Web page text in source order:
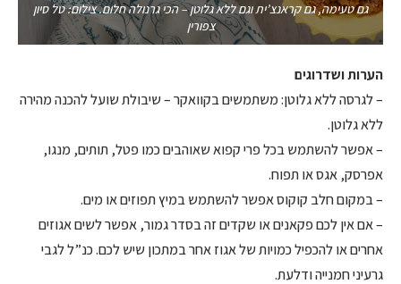
גם טעימה, גם קראנצ’ית וגם ללא גלוטן – הכי גרנולה חלום. צילום: טל סיון
צפורין
הערות ושדרוגים
– לגרסה ללא גלוטן: משתמשים בקוואקר – שיבולת שועל להכנה מהירה
ללא גלוטן.
– אפשר להשתמש בכל פרי קפוא שאוהבים כמו פטל, תותים, מנגו,
אפרסק, אגס או תפוח.
– במקום חלב קוקוס אפשר להשתמש במיץ תפוזים או מים.
– אם אין לכם פקאנים או שקדים זה בסדר גמור, אפשר לשים אגוזים
אחרים או להכפיל כמויות של אגוז אחר במתכון שיש לכם. כנ”ל לגבי
גרעיני חמנייה ודלעת.